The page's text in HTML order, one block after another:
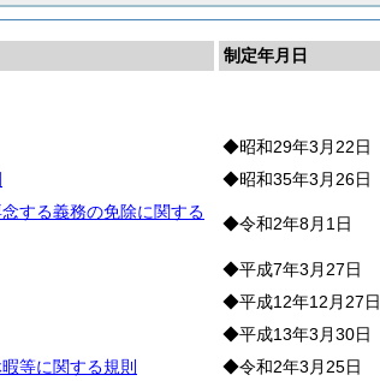
制定年月日
◆昭和29年3月22日
◆昭和35年3月26日
する義務の免除に関する
◆令和2年8月1日
◆平成7年3月27日
◆平成12年12月27日
◆平成13年3月30日
等に関する規則
◆令和2年3月25日